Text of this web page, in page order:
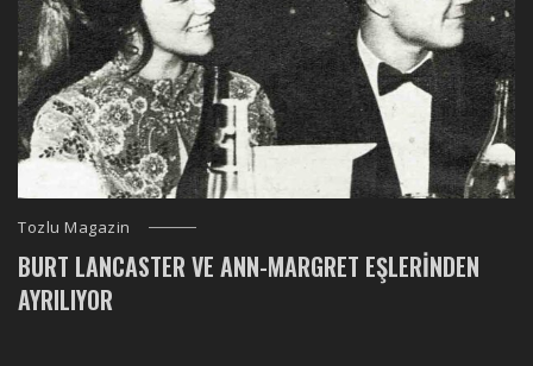
Tozlu Magazin
BURT LANCASTER VE ANN-MARGRET EŞLERINDEN
AYRILIYOR